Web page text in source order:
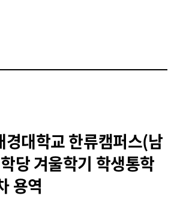
대학교 한류캠퍼스(남
당 겨울학기 학생통학
용역